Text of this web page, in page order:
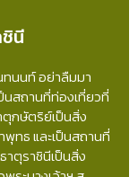
ชินี
นนท์ อย่าลืมมา
นสถานที่ท่องเที่ยวที่
ตุกษัตริย์เป็นสิ่ง
ทธ และเป็นสถานที่
าตุราชินีเป็นสิ่ง